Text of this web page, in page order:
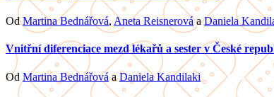
OdMartina Bednářová, Aneta ReisnerováaDaniela
Vnitřní diferenciace mezd lékařů a sester v České
Od Martina Bednářová aDaniela Kandilaki